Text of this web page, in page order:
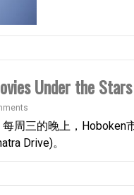
Under the Stars
周三的晚上，Hoboken
Drive)。